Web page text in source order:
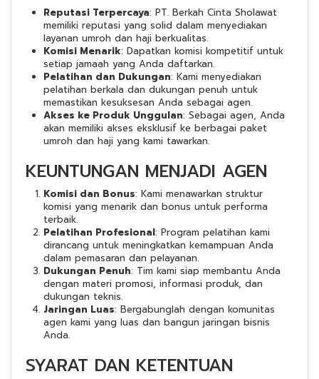
Reputasi Terpercaya: PT. Berkah Cinta Sholawat
memiliki reputasi yang solid dalam menyediakan
layanan umroh dan haji berkualitas.
Komisi Menarik: Dapatkan komisi kompetitif untuk
setiap jamaah yang Anda daftarkan.
Pelatihan dan Dukungan: Kami menyediakan
pelatihan berkala dan dukungan penuh untuk
memastikan kesuksesan Anda sebagai agen.
Akses ke Produk Unggulan: Sebagai agen, Anda
akan memiliki akses eksklusif ke berbagai paket
umroh dan haji yang kami tawarkan.
KEUNTUNGAN MENJADI AGEN
Komisi dan Bonus: Kami menawarkan struktur
komisi yang menarik dan bonus untuk performa
terbaik.
Pelatihan Profesional: Program pelatihan kami
dirancang untuk meningkatkan kemampuan Anda
dalam pemasaran dan pelayanan.
Dukungan Penuh: Tim kami siap membantu Anda
dengan materi promosi, informasi produk, dan
dukungan teknis.
Jaringan Luas: Bergabunglah dengan komunitas
agen kami yang luas dan bangun jaringan bisnis
Anda.
SYARAT DAN KETENTUAN